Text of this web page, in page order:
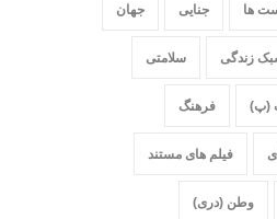
ها جنایی جهان
زندگی سلامتی
(پ) فرهنگ
فیلم های مستند
وطن (دری)